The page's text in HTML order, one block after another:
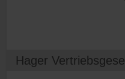
Hager